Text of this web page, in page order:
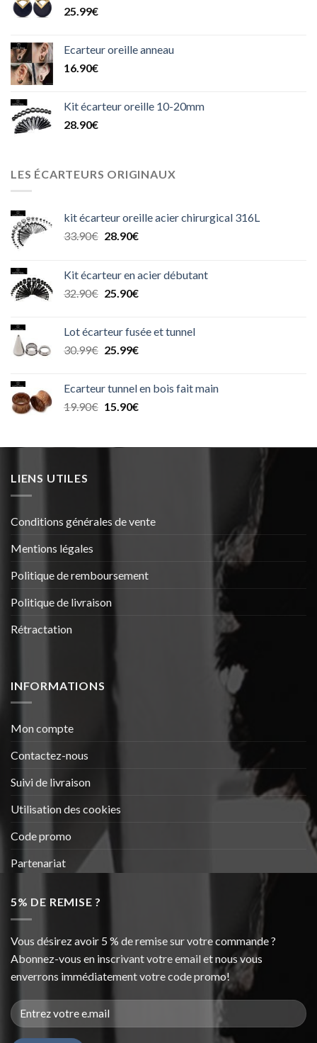
25.99€
Ecarteur oreille anneau
16.90€
Kit écarteur oreille 10-20mm
28.90€
LES ÉCARTEURS ORIGINAUX
kit écarteur oreille acier chirurgical 316L
33.90€ Le
était :
33.90€.
28.90€Le
est :
28.90€.
Kit écarteur en acier débutant
32.90€ Le
était :
32.90€.
25.90€Le
est :
25.90€.
Lot écarteur fusée et tunnel
30.99€ Le
était :
30.99€.
25.99€Le
est :
25.99€.
Ecarteur tunnel en bois fait main
19.90€ Le
était :
15.90€Le
est :
LIENS UTILES
Conditions générales de vente
Mentions légales
Politique de remboursement
Politique de livraison
Rétractation
INFORMATIONS
Mon compte
Contactez-nous
Suivi de livraison
Utilisation des cookies
Code promo
Partenariat
5% DE REMISE ?
Vous désirez avoir 5 % de remise sur votre commande ?
Abonnez-vous en inscrivant votre email et nous vous
enverrons immédiatement votre code promo!